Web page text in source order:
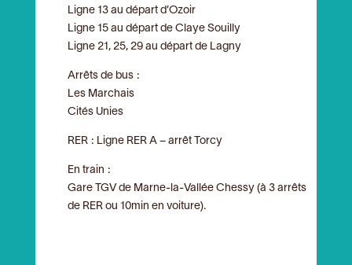
Ligne 13 au départ d’Ozoir
Ligne 15 au départ de Claye Souilly
Ligne 21, 25, 29 au départ de Lagny
Arrêts de bus :
Les Marchais
Cités Unies
RER : Ligne RER A – arrêt Torcy
En train :
Gare TGV de Marne-la-Vallée Chessy (à 3 arrêts
de RER ou 10min en voiture).